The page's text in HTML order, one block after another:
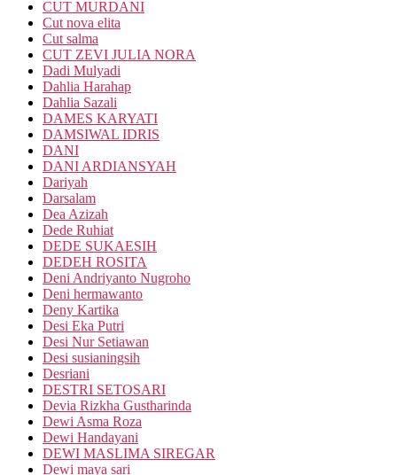
CUT MURDANI
Cut nova elita
Cut salma
CUT ZEVI JULIA NORA
Dadi Mulyadi
Dahlia Harahap
Dahlia Sazali
DAMES KARYATI
DAMSIWAL IDRIS
DANI
DANI ARDIANSYAH
Dariyah
Darsalam
Dea Azizah
Dede Ruhiat
DEDE SUKAESIH
DEDEH ROSITA
Deni Andriyanto Nugroho
Deni hermawanto
Deny Kartika
Desi Eka Putri
Desi Nur Setiawan
Desi susianingsih
Desriani
DESTRI SETOSARI
Devia Rizkha Gustharinda
Dewi Asma Roza
Dewi Handayani
DEWI MASLIMA SIREGAR
Dewi maya sari